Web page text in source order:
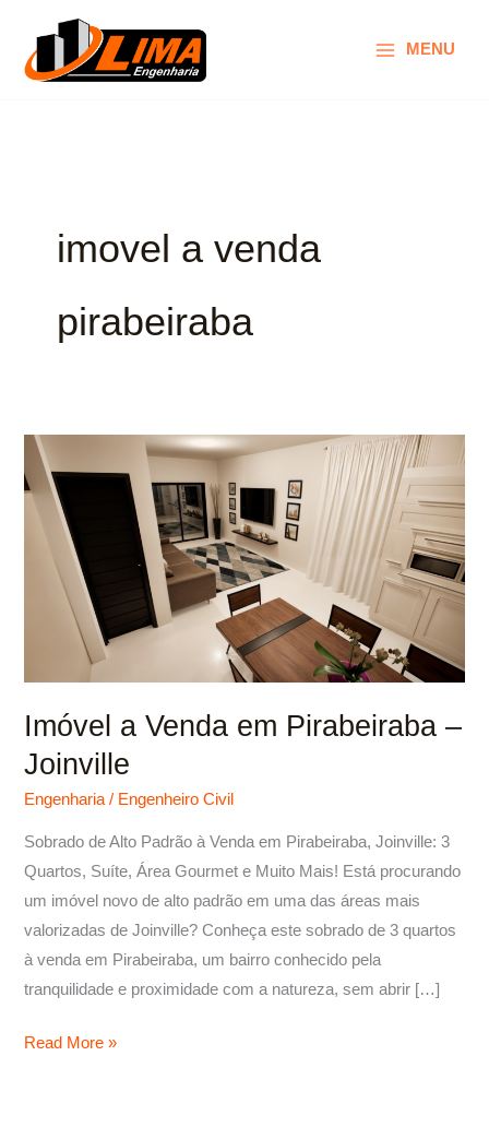
MENU
imovel a venda
pirabeiraba
Imóvel a Venda em Pirabeiraba –
Joinville
Engenharia / Engenheiro Civil
Sobrado de Alto Padrão à Venda em Pirabeiraba, Joinville: 3
Quartos, Suíte, Área Gourmet e Muito Mais! Está procurando
um imóvel novo de alto padrão em uma das áreas mais
valorizadas de Joinville? Conheça este sobrado de 3 quartos
à venda em Pirabeiraba, um bairro conhecido pela
tranquilidade e proximidade com a natureza, sem abrir […]
Imóvel
a
Venda
Pirabeiraba
Joinville
Read More »